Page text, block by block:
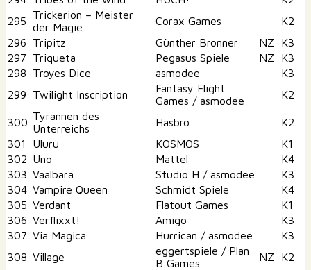
295
Trickerion – Meister
der Magie
Corax Games
K2
296
Tripitz Günther Bronner NZ
K3
297
Triqueta Pegasus Spiele NZ
K3
298
Troyes Dice asmodee
K3
299
Twilight Inscription
Fantasy Flight
Games / asmodee
K2
300 Tyrannen des
Unterreichs
Hasbro
K2
301
Uluru KOSMOS
K1
302 Uno Mattel
K4
303 Vaalbara Studio H / asmodee
K3
304 Vampire Queen Schmidt Spiele
K4
305 Verdant Flatout Games
K1
306 Verflixxt! Amigo
K3
307 Via Magica Hurrican / asmodee
K3
308 Village
eggertspiele / Plan
B Games
NZ K2